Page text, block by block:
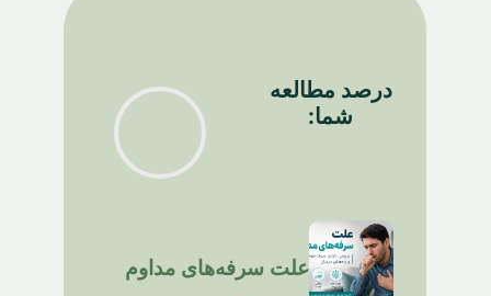
درصد مطالعه
شما:
علت سرفه‌های مداوم